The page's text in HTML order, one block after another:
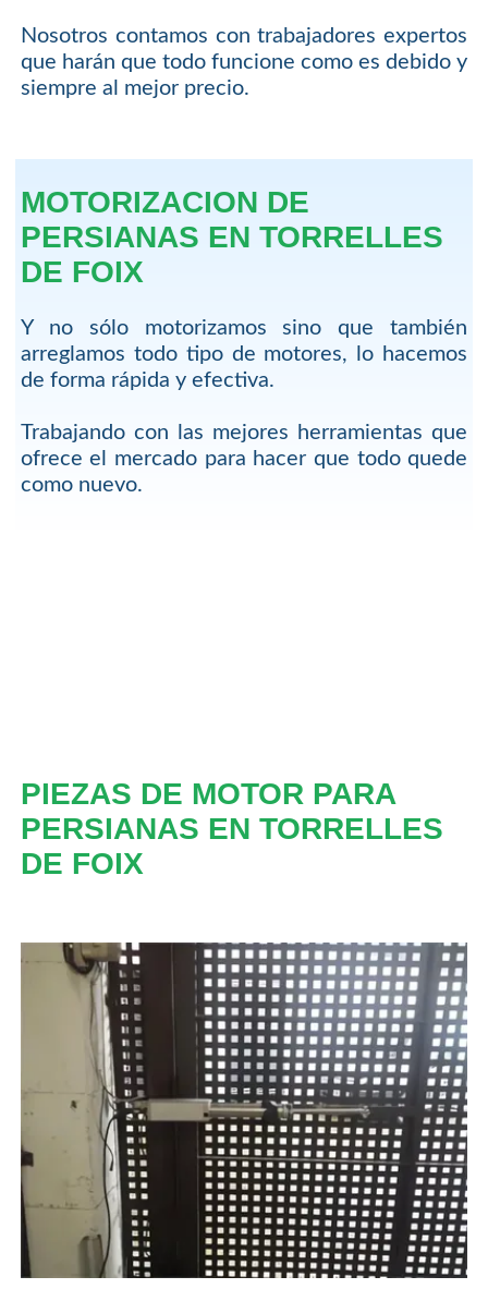
Nosotros contamos con trabajadores expertos
que harán que todo funcione como es debido y
siempre al mejor precio.
MOTORIZACION DE
PERSIANAS EN TORRELLES
DE FOIX
Y no sólo motorizamos sino que también
arreglamos todo tipo de motores, lo hacemos
de forma rápida y efectiva.
Trabajando con las mejores herramientas que
ofrece el mercado para hacer que todo quede
como nuevo.
PIEZAS DE MOTOR PARA
PERSIANAS EN TORRELLES
DE FOIX